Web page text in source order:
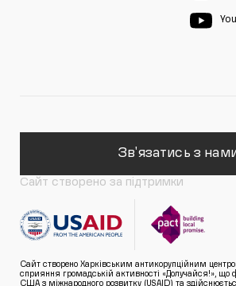
Зв'язатись з
Сайт створено за підтримки
Сайт створено Харківським антикорупційним
сприяння громадській активності «Долучайся!», що
США з міжнародного розвитку (USAID) та